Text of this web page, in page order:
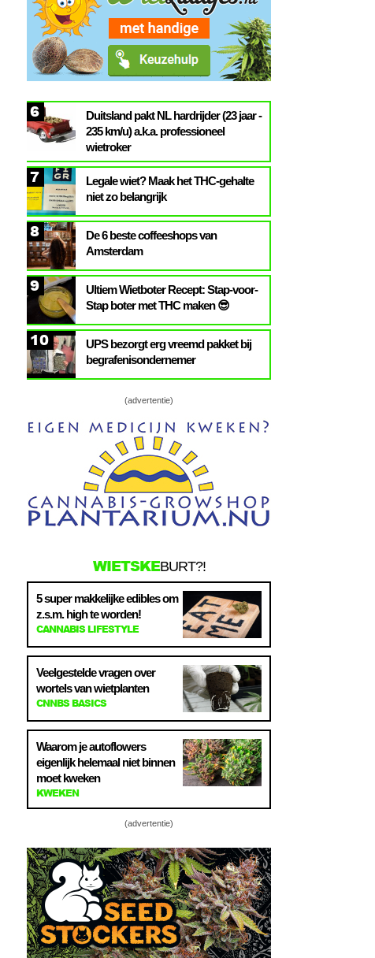
6
Duitsland pakt NL hardrijder (23 jaar -
235 km/u) a.k.a. professioneel
wietroker
7
Legale wiet? Maak het THC-gehalte
niet zo belangrijk
8
De 6 beste coffeeshops van
Amsterdam
9
Ultiem Wietboter Recept: Stap-voor-
Stap boter met THC maken 😎
10
UPS bezorgt erg vreemd pakket bij
begrafenisondernemer
(advertentie)
WIETSKEBURT?!
5 super makkelijke edibles om
z.s.m. high te worden!
CANNABIS LIFESTYLE
Veelgestelde vragen over
wortels van wietplanten
CNNBS BASICS
Waarom je autoflowers
eigenlijk helemaal niet binnen
moet kweken
KWEKEN
(advertentie)